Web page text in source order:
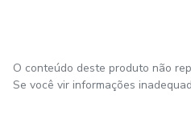
🧠 Bônus exclusivos para
O conteúdo deste produto não
Se você vir informações